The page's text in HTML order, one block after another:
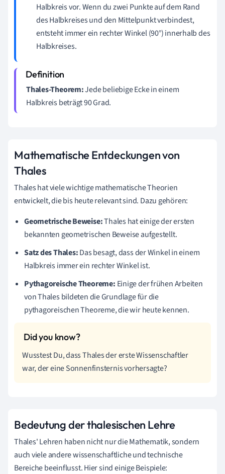
Halbkreis vor. Wenn du zwei Punkte auf dem Rand
des Halbkreises und den Mittelpunkt verbindest,
entsteht immer ein rechter Winkel (90°) innerhalb des
Halbkreises.
Thales-Theorem:Jede beliebige Ecke in einem
Halbkreis beträgt 90 Grad.
Mathematische Entdeckungen von
Thales
Thales hat viele wichtige mathematische Theorien
entwickelt, die bis heute relevant sind. Dazu gehören:
Geometrische Beweise:Thales hat einige der ersten
bekannten geometrischen Beweise aufgestellt.
Satz des Thales:Das besagt, dass der Winkel in einem
Halbkreis immer ein rechter Winkel ist.
Pythagoreische Theoreme: Einige der frühen Arbeiten
von Thales bildeten die Grundlage für die
pythagoreischen Theoreme, die wir heute kennen.
Wusstest Du, dass Thales der erste Wissenschaftler
war, der eine Sonnenfinsternis vorhersagte?
Bedeutung der thalesischen Lehre
Thales' Lehren haben nicht nur die Mathematik, sondern
auch viele andere wissenschaftliche und technische
Bereiche beeinflusst. Hier sind einige Beispiele: